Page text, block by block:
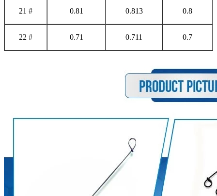
21 # 0.81 0.813 0.8
22 # 0.71 0.711 0.7